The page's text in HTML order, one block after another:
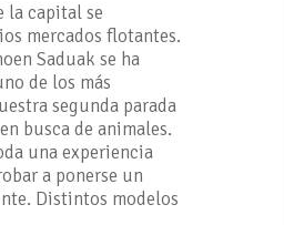
la capital se
mercados flotantes.
Saduak se ha
de los más
segunda parada
busca de animales.
una experiencia
a ponerse un
Distintos modelos